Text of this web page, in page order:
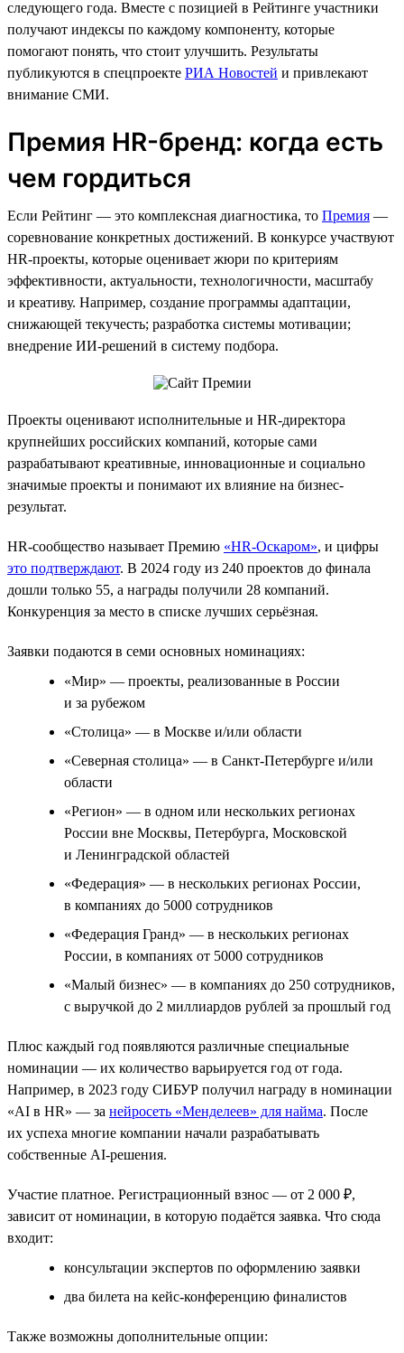
следующего года. Вместе с позицией в Рейтинге участники
получают индексы по каждому компоненту, которые
помогают понять, что стоит улучшить. Результаты
публикуются в спецпроекте РИА Новостей и привлекают
внимание СМИ.
Премия HR-бренд: когда есть
чем гордиться
Если Рейтинг — это комплексная диагностика, то Премия —
соревнование конкретных достижений. В конкурсе участвуют
HR-проекты, которые оценивает жюри по критериям
эффективности, актуальности, технологичности, масштабу
и креативу. Например, создание программы адаптации,
снижающей текучесть; разработка системы мотивации;
внедрение ИИ-решений в систему подбора.
Проекты оценивают исполнительные и HR-директора
крупнейших российских компаний, которые сами
разрабатывают креативные, инновационные и социально
значимые проекты и понимают их влияние на бизнес-
результат.
HR-сообщество называет Премию «HR-Оскаром», и цифры
это подтверждают. В 2024 году из 240 проектов до финала
дошли только 55, а награды получили 28 компаний.
Конкуренция за место в списке лучших серьёзная.
Заявки подаются в семи основных номинациях:
«Мир» — проекты, реализованные в России
и за рубежом
«Столица» — в Москве и/или области
«Северная столица» — в Санкт-Петербурге и/или
области
«Регион» — в одном или нескольких регионах
России вне Москвы, Петербурга, Московской
и Ленинградской областей
«Федерация» — в нескольких регионах России,
в компаниях до 5000 сотрудников
«Федерация Гранд» — в нескольких регионах
России, в компаниях от 5000 сотрудников
«Малый бизнес» — в компаниях до 250 сотрудников,
с выручкой до 2 миллиардов рублей за прошлый год
Плюс каждый год появляются различные специальные
номинации — их количество варьируется год от года.
Например, в 2023 году СИБУР получил награду в номинации
«AI в HR» — за нейросеть «Менделеев» для найма. После
их успеха многие компании начали разрабатывать
собственные AI-решения.
Участие платное. Регистрационный взнос — от 2 000 ₽,
зависит от номинации, в которую подаётся заявка. Что сюда
входит:
консультации экспертов по оформлению заявки
два билета на кейс-конференцию финалистов
Также возможны дополнительные опции: